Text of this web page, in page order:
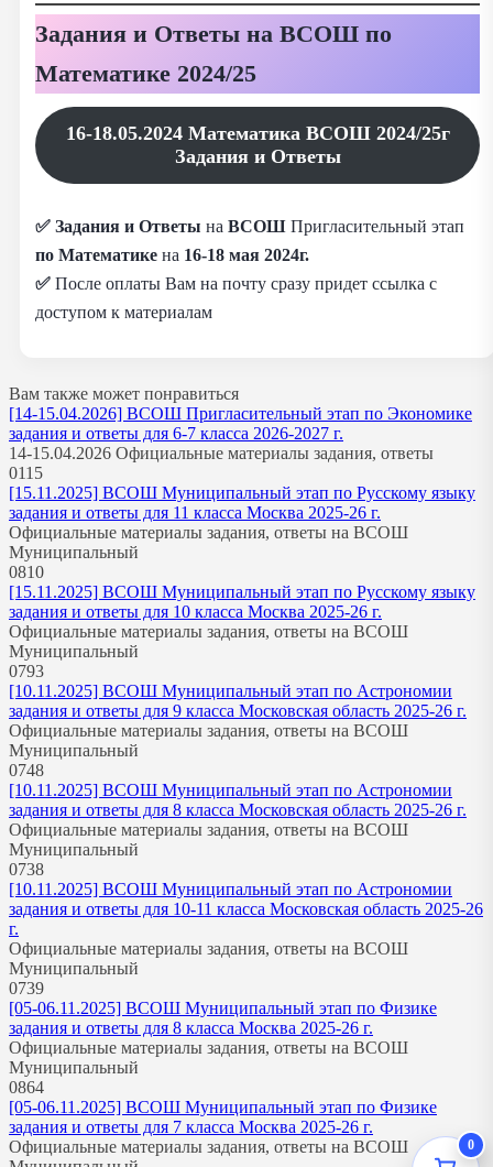
Задания и Ответы на ВСОШ по
Математике 2024/25
16-18.05.2024 Математика ВСОШ 2024/25г
Задания и Ответы
✅ Задания и Ответы на ВСОШ Пригласительный этап
по Математике на 16-18 мая 2024г.
✅ После оплаты Вам на почту сразу придет ссылка с
доступом к материалам
Вам также может понравиться
[14-15.04.2026] ВСОШ Пригласительный этап по Экономике
задания и ответы для 6-7 класса 2026-2027 г.
14-15.04.2026 Официальные материалы задания, ответы
0115
[15.11.2025] ВСОШ Муниципальный этап по Русскому языку
задания и ответы для 11 класса Москва 2025-26 г.
Официальные материалы задания, ответы на ВСОШ
Муниципальный
0810
[15.11.2025] ВСОШ Муниципальный этап по Русскому языку
задания и ответы для 10 класса Москва 2025-26 г.
Официальные материалы задания, ответы на ВСОШ
Муниципальный
0793
[10.11.2025] ВСОШ Муниципальный этап по Астрономии
задания и ответы для 9 класса Московская область 2025-26 г.
Официальные материалы задания, ответы на ВСОШ
Муниципальный
0748
[10.11.2025] ВСОШ Муниципальный этап по Астрономии
задания и ответы для 8 класса Московская область 2025-26 г.
Официальные материалы задания, ответы на ВСОШ
Муниципальный
0738
[10.11.2025] ВСОШ Муниципальный этап по Астрономии
задания и ответы для 10-11 класса Московская область 2025-26
г.
Официальные материалы задания, ответы на ВСОШ
Муниципальный
0739
[05-06.11.2025] ВСОШ Муниципальный этап по Физике
задания и ответы для 8 класса Москва 2025-26 г.
Официальные материалы задания, ответы на ВСОШ
Муниципальный
0864
[05-06.11.2025] ВСОШ Муниципальный этап по Физике
задания и ответы для 7 класса Москва 2025-26 г.
Официальные материалы задания, ответы на ВСОШ
0